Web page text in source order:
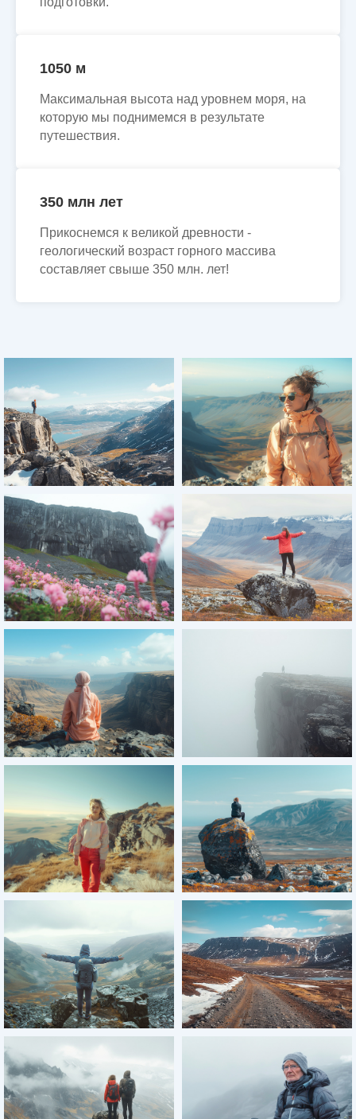
1050 м
Максимальная высота над уровнем моря, на
которую мы поднимемся в результате
путешествия.
350 млн лет
Прикоснемся к великой древности -
геологический возраст горного массива
составляет свыше 350 млн. лет!